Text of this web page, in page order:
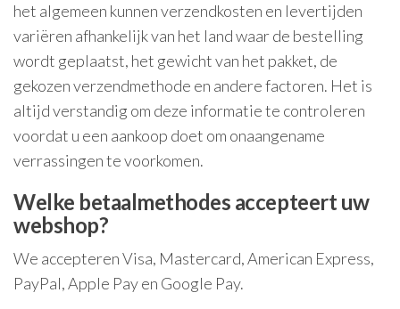
het algemeen kunnen verzendkosten en levertijden
variëren afhankelijk van het land waar de bestelling
wordt geplaatst, het gewicht van het pakket, de
gekozen verzendmethode en andere factoren. Het is
altijd verstandig om deze informatie te controleren
voordat u een aankoop doet om onaangename
verrassingen te voorkomen.
Welke betaalmethodes accepteert uw
webshop?
We accepteren Visa, Mastercard, American Express,
PayPal, Apple Pay en Google Pay.